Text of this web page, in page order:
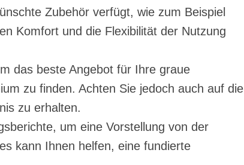
Zubehör verfügt, wie zum Beispiel
Komfort und die Flexibilität der Nutzung
das beste Angebot für Ihre graue
zu finden. Achten Sie jedoch auch auf die
zu erhalten.
um eine Vorstellung von der
kann Ihnen helfen, eine fundierte